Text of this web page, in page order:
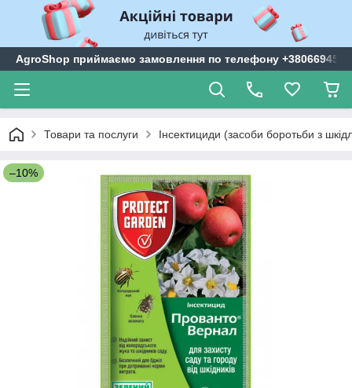
AgroShop приймаємо замовлення по телефону
Товари та послуги Інсектициди (засоби боротьби з
–10%